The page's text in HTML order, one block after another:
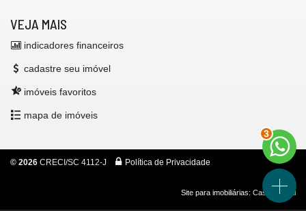
VEJA MAIS
indicadores financeiros
cadastre seu imóvel
imóveis favoritos
mapa de imóveis
© 2026 CRECI/SC 4112-J Política de Privacidade
Site para imobiliárias: Castel Digital
3